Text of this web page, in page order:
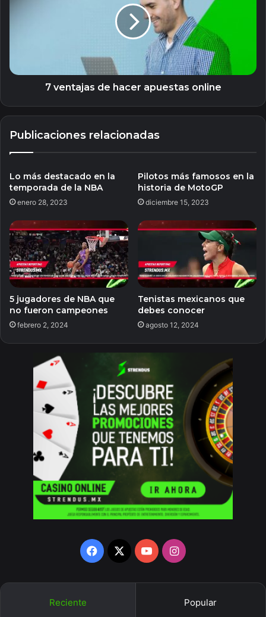
7 ventajas de hacer apuestas online
Publicaciones relacionadas
Lo más destacado en la
temporada de la NBA
enero 28, 2023
Pilotos más famosos en la
historia de MotoGP
diciembre 15, 2023
5 jugadores de NBA que
no fueron campeones
febrero 2, 2024
Tenistas mexicanos que
debes conocer
agosto 12, 2024
Facebook
X YouTubeInstagram
Reciente Popular